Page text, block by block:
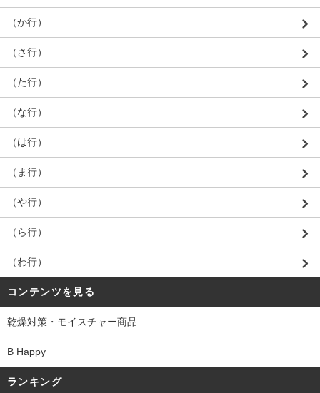
（か行）
（さ行）
（た行）
（な行）
（は行）
（ま行）
（や行）
（ら行）
（わ行）
コンテンツを見る
乾燥対策・モイスチャー商品
B Happy
ランキング